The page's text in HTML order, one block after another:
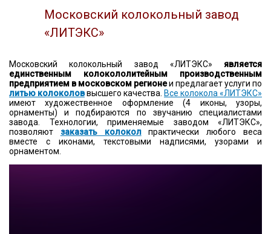
Московский колокольный завод
«ЛИТЭКС»
Московский колокольный завод «ЛИТЭКС» является
единственным колокололитейным производственным
предприятием в московском регионеи предлагает услуги по
литью колоколоввысшего качества. Все колокола «ЛИТЭКС»
имеют художественное оформление (4 иконы, узоры,
орнаменты) и подбираются по звучанию специалистами
завода. Технологии, применяемые заводом «ЛИТЭКС»,
позволяют заказать колоколпрактически любого веса
вместе с иконами, текстовыми надписями, узорами и
орнаментом.